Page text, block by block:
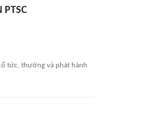
PTSC
tức, thưởng và phát hành